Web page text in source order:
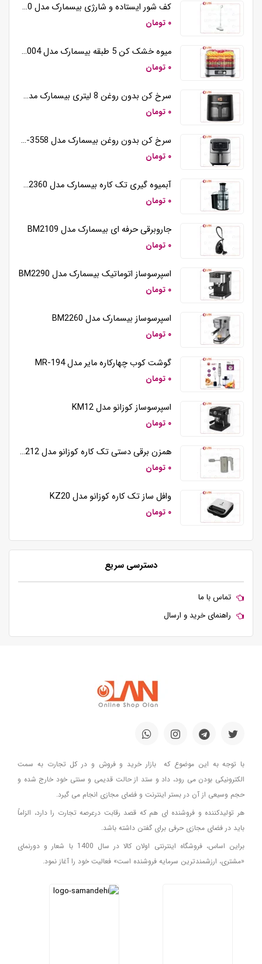
کف شور ایستاده و شارژی بیسمارک مدل BM5510
۰ تومان
میوه خشک کن 5 طبقه بیسمارک مدل BM3004
۰ تومان
سرخ کن بدون روغن 8 لیتری بیسمارک مدل BM3570
۰ تومان
سرخ کن بدون روغن بیسمارک مدل BM-3558
۰ تومان
آبمیوه گیری تک کاره بیسمارک مدل BM2360
۰ تومان
جاروبرقی حرفه ای بیسمارک مدل BM2109
۰ تومان
اسپرسوساز اتوماتیک بیسمارک مدل BM2290
۰ تومان
اسپرسوساز بیسمارک مدل BM2260
۰ تومان
گوشت کوب چهارکاره مایر مدل MR-194
۰ تومان
اسپرسوساز کوزانو مدل KM12
۰ تومان
همزن برقی دستی تک کاره کوزانو مدل HM212
۰ تومان
وافل ساز تک کاره کوزانو مدل KZ20
۰ تومان
دسترسی سریع
تماس با ما
راهنمای خرید و ارسال
با توجه به این موضوع که بازار خرید و فروش و در کل تجارت به سمت
الکترونیکی بودن می رود، داد و ستد از حالت قدیمی و سنتی خود خارج شده و
حجم وسیعی از آن در بستر اینترنت و فضای مجازی انجام می گیرد.
هر تولیدکننده و فروشنده ای هم که قصد رقابت درعرصه تجارت را دارد، الزاماً
باید در فضای مجازی حرفی برای گفتن داشته باشد.
براین اساس، فروشگاه اینترنتی اولان کالا در سال 1400 با شعار و دورنمای
«مشتری، ارزشمندترین سرمایه فروشنده است» فعالیت خود را آغاز نمود.